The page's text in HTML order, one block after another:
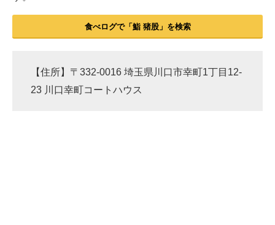
食べログで「鮨 猪股」を検索
【住所】〒332-0016 埼玉県川口市幸町1丁目12-
23 川口幸町コートハウス